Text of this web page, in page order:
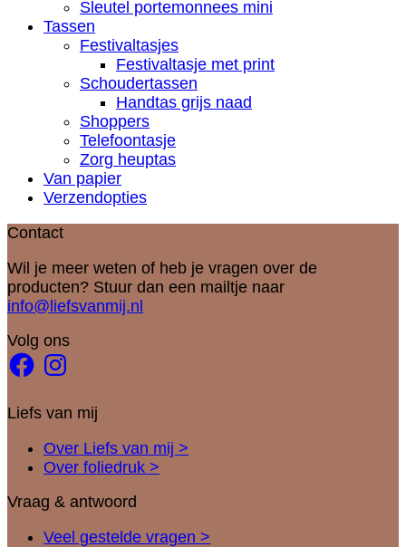
Sleutel portemonnees mini
Tassen
Festivaltasjes
Festivaltasje met print
Schoudertassen
Handtas grijs naad
Shoppers
Telefoontasje
Zorg heuptas
Van papier
Verzendopties
Contact
Wil je meer weten of heb je vragen over de
producten? Stuur dan een mailtje naar
info@liefsvanmij.nl
Volg ons
FacebookInstagram
Liefs van mij
Over Liefs van mij >
Over foliedruk >
Vraag & antwoord
Veel gestelde vragen >